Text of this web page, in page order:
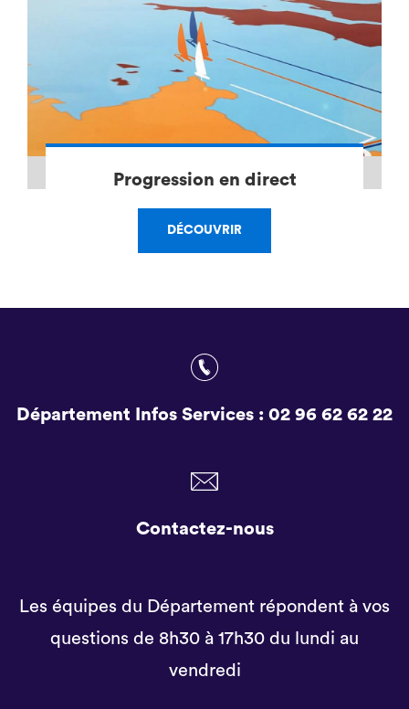
Progression en direct
DÉCOUVRIR
Département Infos Services : 02 96 62 62 22
Contactez-nous
Les équipes du Département répondent à vos
questions de 8h30 à 17h30 du lundi au
vendredi